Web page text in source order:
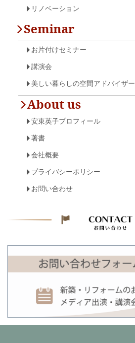
リノベーション
Seminar
お片付けセミナー
講演会
美しい暮らしの空間アドバイザー
About us
安東英子プロフィール
著書
会社概要
プライバシーポリシー
お問い合わせ